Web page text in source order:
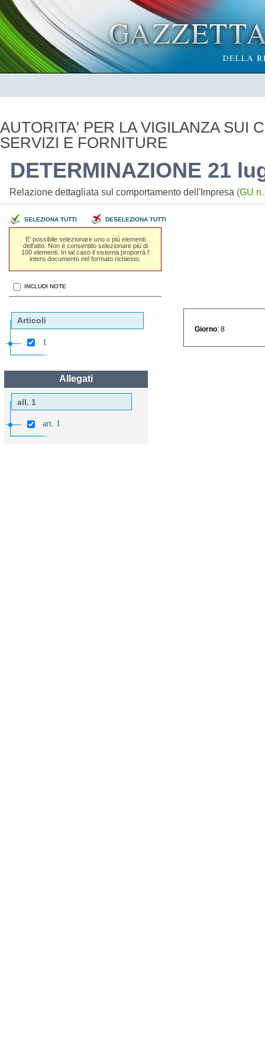
AUTORITA' PER LA VIGILANZA SUI
SERVIZI E FORNITURE
DETERMINAZIONE 21
Relazione dettagliata sul comportamento dell'Impresa (GU
SELEZIONA TUTTI DESELEZIONA TUTTI
E' possibile selezionare uno o piú elementi
dell'atto. Non é consentito selezionare piú di
100 elementi. In tal caso il sistema proporrá l'
intero documento nel formato richiesto.
INCLUDI NOTE
Articoli
1
Allegati
all. 1
art. 1
Giorno : 8